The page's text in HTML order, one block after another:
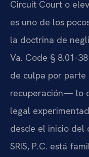
Circuit Court o
es uno de los
la doctrina de
Va. Code § 8.01-
de culpa por
recuperación— lo
legal
desde el inicio del
SRIS, P.C. está